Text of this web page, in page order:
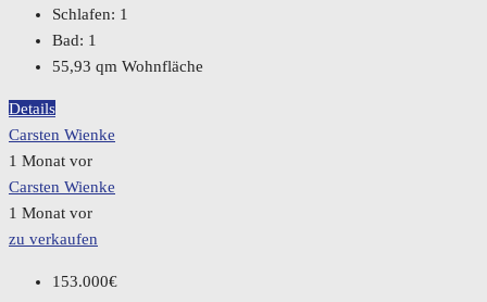
Schlafen: 1
Bad: 1
55,93 qm Wohnfläche
Details
Carsten Wienke
1 Monat vor
Carsten Wienke
1 Monat vor
zu verkaufen
153.000€